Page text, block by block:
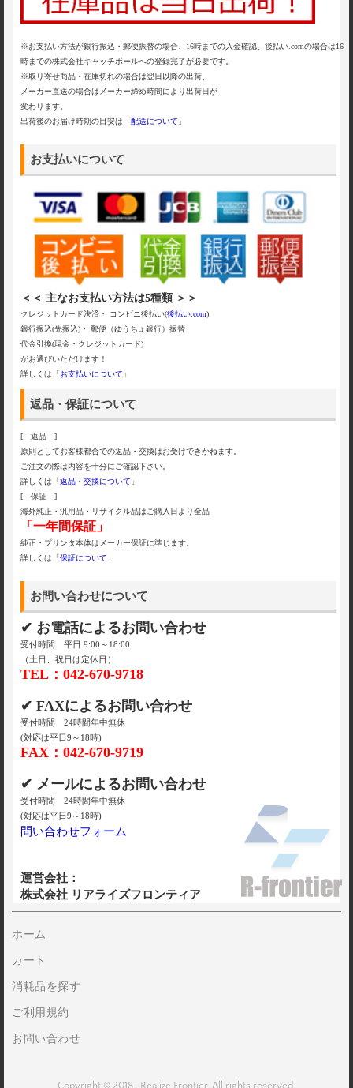
※お支払い方法が銀行振込・郵便振替の場合、16時までの入金確認、後払い.comの場合は16
時までの株式会社キャッチボールへの登録完了が必要です。
※取り寄せ商品・在庫切れの場合は翌日以降の出荷、
メーカー直送の場合はメーカー締め時間により出荷日が
変わります。
出荷後のお届け時期の目安は「 配送について 」
お支払いについて
＜＜ 主なお支払い方法は5種類 ＞＞
クレジットカード決済・ コンビニ後払い(後払い.com)
銀行振込(先振込)・ 郵便（ゆうちょ銀行）振替
代金引換(現金・クレジットカード)
がお選びいただけます！
詳しくは「お支払いについて 」
返品・保証について
[ 返品 ]
原則としてお客様都合での返品・交換はお受けできかねます。
ご注文の際は内容を十分にご確認下さい。
詳しくは「返品・交換について 」
[ 保証 ]
海外純正・汎用品・リサイクル品はご購入日より全品
「一年間保証」
純正・プリンタ本体はメーカー保証に準じます。
詳しくは「保証について 」
お問い合わせについて
✔ お電話によるお問い合わせ
受付時間 平日 9:00～18:00
（土日、祝日は定休日）
TEL：042-670-9718
✔ FAXによるお問い合わせ
受付時間 24時間年中無休
(対応は平日9～18時)
FAX：042-670-9719
✔ メールによるお問い合わせ
受付時間 24時間年中無休
(対応は平日9～18時)
問い合わせフォーム
運営会社：
株式会社 リアライズフロンティア
ホーム
カート
消耗品を探す
ご利用規約
お問い合わせ
Copyright © 2018- Realize Frontier. All rights reserved.